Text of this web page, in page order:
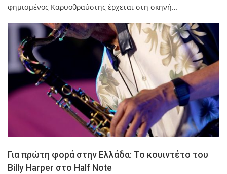
φημισμένος Καρυοθραύστης έρχεται στη σκηνή…
Για πρώτη φορά στην Ελλάδα: Το κουιντέτο του
Billy Harper στο Half Note